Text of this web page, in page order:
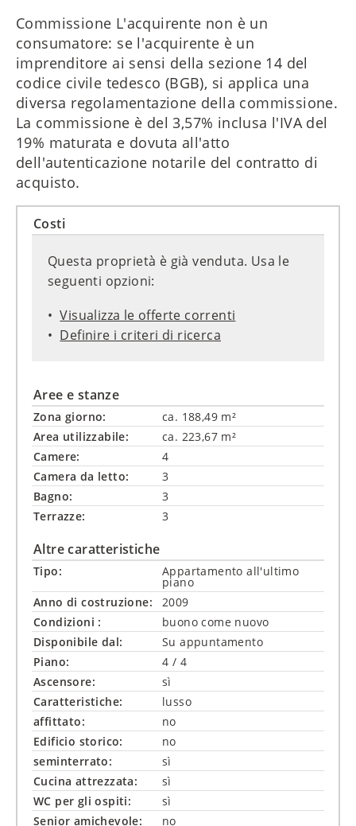
Commissione L'acquirente non è un
consumatore: se l'acquirente è un
imprenditore ai sensi della sezione 14 del
codice civile tedesco (BGB), si applica una
diversa regolamentazione della commissione.
La commissione è del 3,57% inclusa l'IVA del
19% maturata e dovuta all'atto
dell'autenticazione notarile del contratto di
acquisto.
Costi
Questa proprietà è già venduta. Usa le
seguenti opzioni:
Visualizza le offerte correnti
Definire i criteri di ricerca
Aree e stanze
Zona giorno:
ca. 188,49 m²
Area utilizzabile:
ca. 223,67 m²
Camere:
4
Camera da letto:
3
Bagno:
3
Terrazze:
3
Altre caratteristiche
Tipo: Appartamento all'ultimo
piano
Anno di costruzione:
2009
Condizioni :
buono come nuovo
Disponibile dal:
Su appuntamento
Piano:
4 / 4
Ascensore:
sì
Caratteristiche:
lusso
affittato:
no
Edificio storico:
no
seminterrato:
sì
Cucina attrezzata:
sì
WC per gli ospiti:
sì
Senior amichevole:
no